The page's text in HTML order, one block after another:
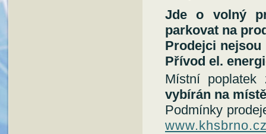
Jde o volný
parkovat na
Prodejci
Přívod el.
Místní poplatek
vybírán na místě
Podmínky